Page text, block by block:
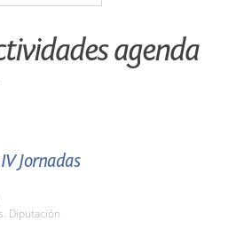
agenda
Jornadas
Diputación